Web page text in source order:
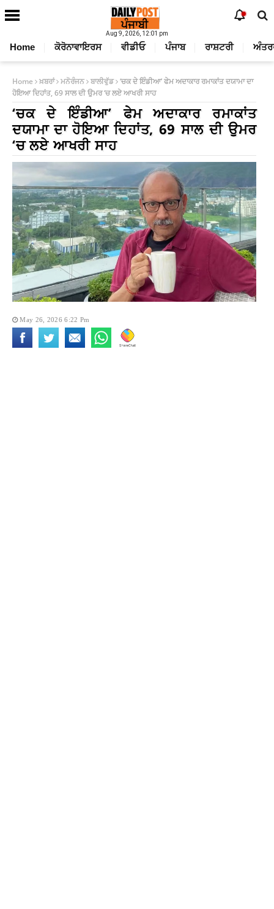
Aug 9, 2026, 12:01 pm
Home ਕੋਰੋਨਾਵਾਇਰਸ ਵੀਡੀਓ ਪੰਜਾਬ ਰਾਸ਼ਟਰੀ
Home ਖ਼ਬਰਾਂ ਮਨੋਰੰਜਨ ਬਾਲੀਵੁੱਡ ‘ਚਕ ਦੇ ਇੰਡੀਆ’ ਫੇਮ ਅਦਾਕਾਰ ਰਮਾਕਾਂਤ ਦਯਾਮਾ ਦਾ
ਹੋਇਆ ਦਿਹਾਂਤ, 69 ਸਾਲ ਦੀ ਉਮਰ ‘ਚ ਲਏ ਆਖਰੀ ਸਾਹ
‘ਚਕ ਦੇ ਇੰਡੀਆ’ ਫੇਮ ਅਦਾਕਾਰ ਰਮਾਕਾਂਤ
ਦਯਾਮਾ ਦਾ ਹੋਇਆ ਦਿਹਾਂਤ, 69 ਸਾਲ ਦੀ ਉਮਰ
‘ਚ ਲਏ ਆਖਰੀ ਸਾਹ
May 26, 2026 6:22 Pm